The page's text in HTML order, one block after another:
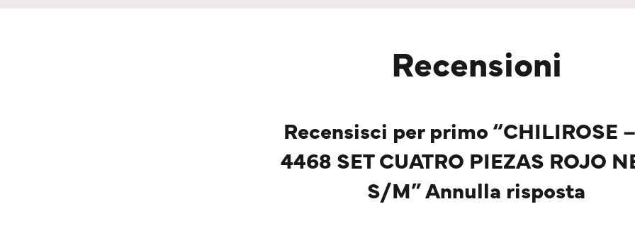
Recensioni
Recensisci per primo “CHILIROSE
4468 SET CUATRO PIEZAS ROJO
S/M” Annulla risposta